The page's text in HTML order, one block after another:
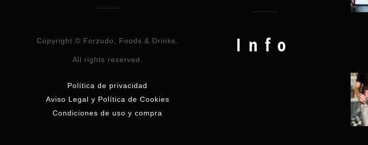
Copyright © Forzudo, Foods & Drinks.
All rights reserved.
Política de privacidad
Aviso Legal y Política de Cookies
Condiciones de uso y compra
Info